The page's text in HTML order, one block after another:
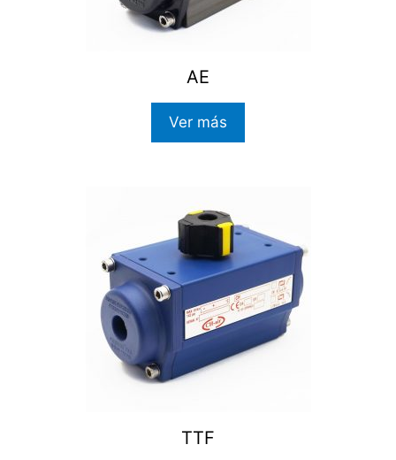
AE
Ver más
TTF